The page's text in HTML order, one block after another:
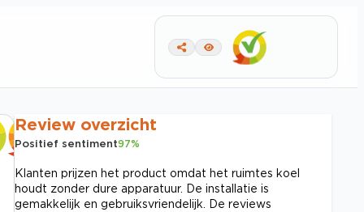
Review overzicht
Positief sentiment97%
Klanten prijzen het product omdat het ruimtes koel
houdt zonder dure apparatuur. De installatie is
gemakkelijk en gebruiksvriendelijk. De reviews